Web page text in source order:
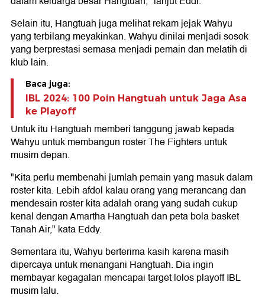
Selain itu, Hangtuah juga melihat rekam jejak Wahyu
yang terbilang meyakinkan. Wahyu dinilai menjadi sosok
yang berprestasi semasa menjadi pemain dan melatih di
klub lain.
Baca juga:
IBL 2024: 100 Poin Hangtuah untuk Jaga Asa
ke Playoff
Untuk itu Hangtuah memberi tanggung jawab kepada
Wahyu untuk membangun roster The Fighters untuk
musim depan.
"Kita perlu membenahi jumlah pemain yang masuk dalam
roster kita. Lebih afdol kalau orang yang merancang dan
mendesain roster kita adalah orang yang sudah cukup
kenal dengan Amartha Hangtuah dan peta bola basket
Tanah Air," kata Eddy.
Sementara itu, Wahyu berterima kasih karena masih
dipercaya untuk menangani Hangtuah. Dia ingin
membayar kegagalan mencapai target lolos playoff IBL
musim lalu.